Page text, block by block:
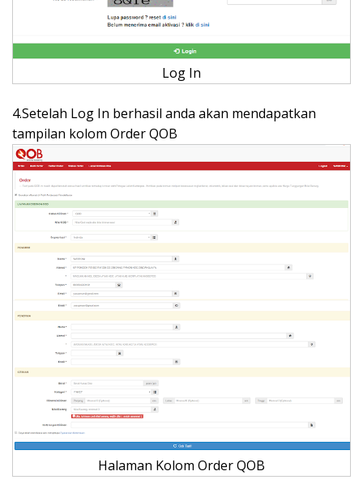
Log In
4.Setelah Log In berhasil anda akan mendapatkan
tampilan kolom Order QOB
Halaman Kolom Order QOB